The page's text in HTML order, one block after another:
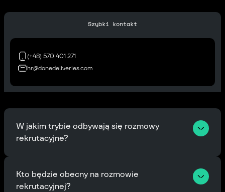
Szybki kontakt
(+48) 570 401 271
(+48) 570 401 271
hr@donedeliveries.com
W jakim trybie odbywają się rozmowy
rekrutacyjne?
Kto będzie obecny na rozmowie
rekrutacyjnej?